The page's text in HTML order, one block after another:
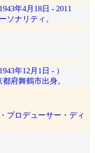
年4月18日 - 2011
ソナリティ。
年12月1日 - ）
府舞鶴市出身。
プロデューサー・ディ